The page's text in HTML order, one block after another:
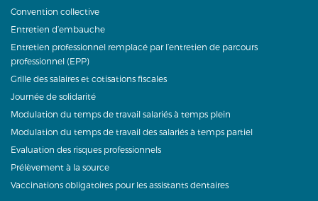
Convention collective
Entretien d’embauche
Entretien professionnel remplacé par l’entretien de parcours
professionnel (EPP)
Grille des salaires et cotisations fiscales
Journée de solidarité
Modulation du temps de travail salariés à temps plein
Modulation du temps de travail des salariés à temps partiel
Evaluation des risques professionnels
Prélèvement à la source
Vaccinations obligatoires pour les assistants dentaires